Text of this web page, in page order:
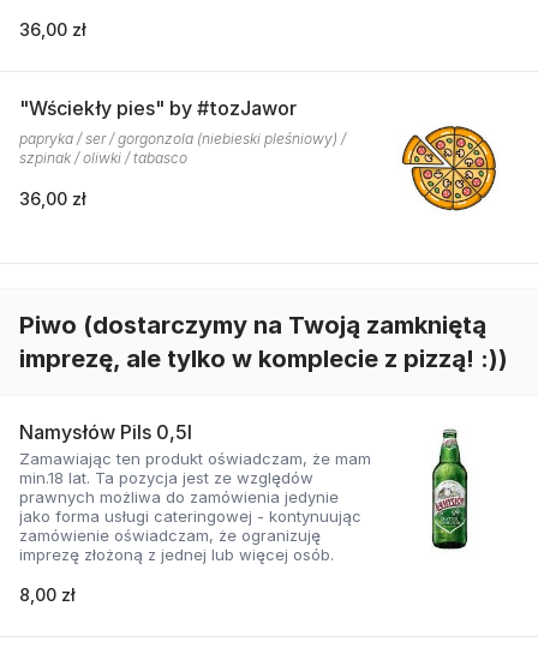
36,00 zł
"Wściekły pies" by #tozJawor
papryka / ser / gorgonzola (niebieski pleśniowy) /
szpinak / oliwki / tabasco
36,00 zł
Piwo (dostarczymy na Twoją zamkniętą
imprezę, ale tylko w komplecie z pizzą! :))
Namysłów Pils 0,5l
Zamawiając ten produkt oświadczam, że mam
min.18 lat. Ta pozycja jest ze względów
prawnych możliwa do zamówienia jedynie
jako forma usługi cateringowej - kontynuując
zamówienie oświadczam, że ogranizuję
imprezę złożoną z jednej lub więcej osób.
8,00 zł